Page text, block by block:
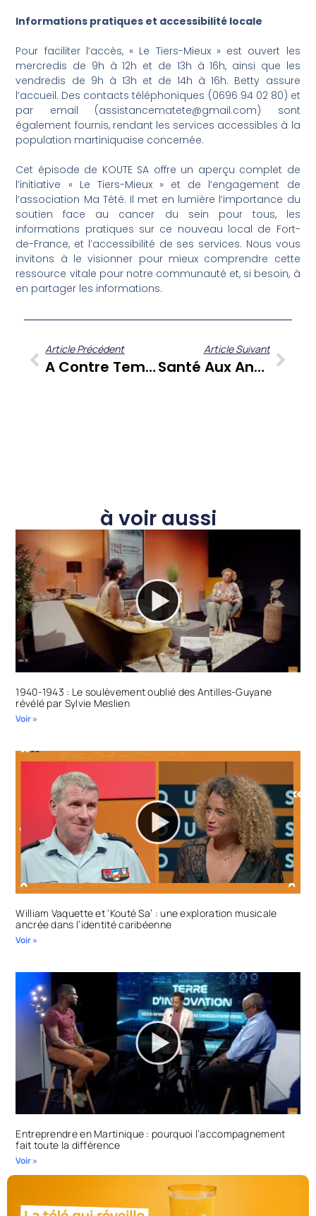
Informations pratiques et accessibilité locale
Pour faciliter l’accès, « Le Tiers-Mieux » est ouvert les
mercredis de 9h à 12h et de 13h à 16h, ainsi que les
vendredis de 9h à 13h et de 14h à 16h. Betty assure
l’accueil. Des contacts téléphoniques (0696 94 02 80) et
par email (assistancematete@gmail.com) sont
également fournis, rendant les services accessibles à la
population martiniquaise concernée.
Cet épisode de KOUTE SA offre un aperçu complet de
l’initiative « Le Tiers-Mieux » et de l’engagement de
l’association Ma Tété. Il met en lumière l’importance du
soutien face au cancer du sein pour tous, les
informations pratiques sur ce nouveau local de Fort-
de-France, et l’accessibilité de ses services. Nous vous
invitons à le visionner pour mieux comprendre cette
ressource vitale pour notre communauté et, si besoin, à
en partager les informations.
Article Précédent
A Contre Temps : Gérard Dorwling Carter Et Ses Chroniqueurs Offrent Un Regard Neuf Sur L’actualité Des Antilles-Guyane
Article Suivant
Santé Aux Antilles-Guyane : Le Dr Jean-Luc Fanon Éclaire Les Enjeux Du Projet Régional 2023-2028 Et De La Coopération Inter-Territoriale
à voir aussi
1940-1943 : Le soulèvement oublié des Antilles-Guyane
révélé par Sylvie Meslien
Voir »
William Vaquette et ‘Kouté Sa’ : une exploration musicale
ancrée dans l’identité caribéenne
Voir »
Entreprendre en Martinique : pourquoi l’accompagnement
fait toute la différence
Voir »